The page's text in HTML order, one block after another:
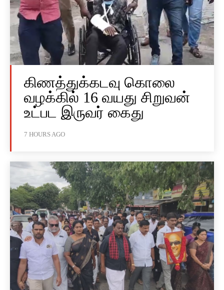
கிணத்துக்கடவு கொலை
வழக்கில் 16 வயது சிறுவன்
உட்பட இருவர் கைது
7 HOURS AGO